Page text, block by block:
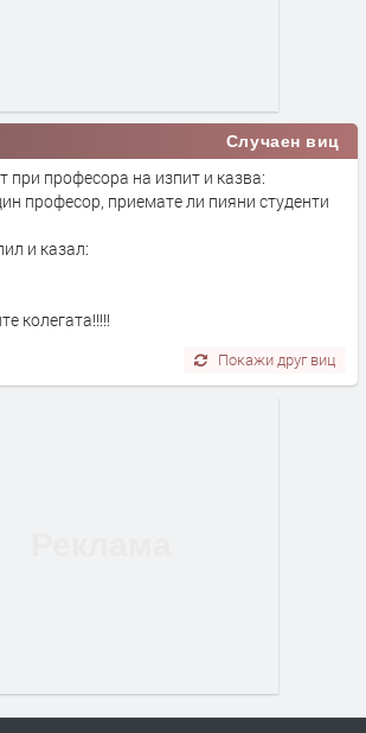
Случаен виц
при професора на изпит и казва:
професор, приемате ли пияни студенти
и казал:
колегата!!!!!
Покажи друг виц